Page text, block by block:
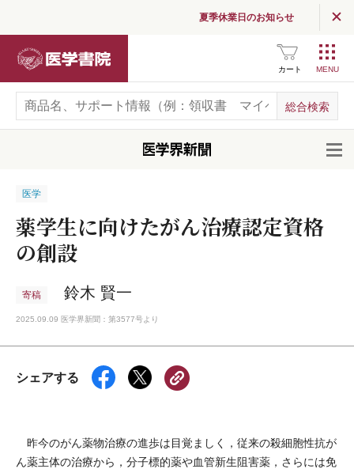
夏季休業日のお知らせ
カート
医学
薬学生に向けたがん治療認定資格
の創設
寄稿 鈴木 賢一
2025.09.09 医学界新聞：第3577号より
シェアする
昨今のがん薬物治療の進歩は目覚ましく，従来の殺細胞性抗が
ん薬主体の治療から，分子標的薬や血管新生阻害薬，さらには免